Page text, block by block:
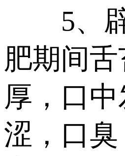
5、辟
肥期间
厚，口
涩，口